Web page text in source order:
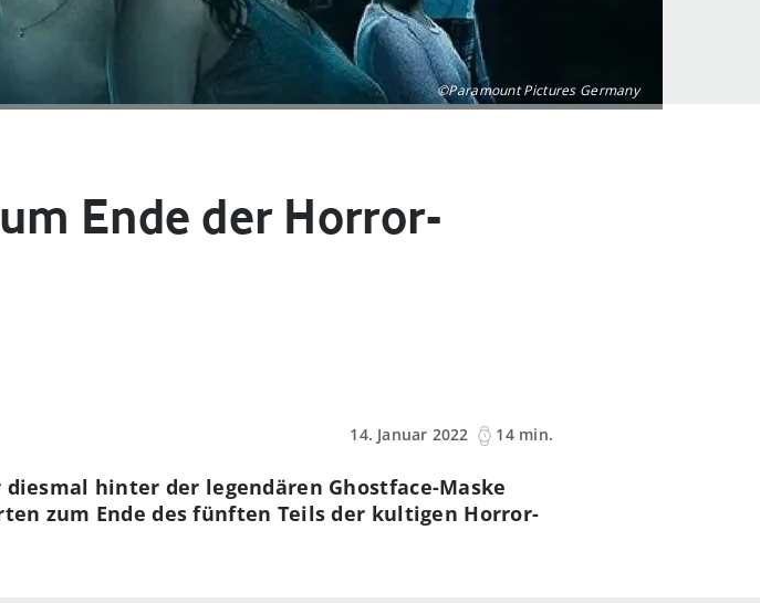
©Paramount Pictures Germany
Ende der Horror-
14. Januar 2022
14 min.
hinter der legendären Ghostface-Maske
zum Ende des fünften Teils der kultigen Horror-